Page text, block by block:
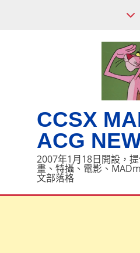
CCSX
ACG
2007年1月18日開設，
畫、特攝、電影、
文部落格